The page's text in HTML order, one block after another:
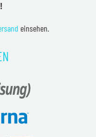
einsehen.